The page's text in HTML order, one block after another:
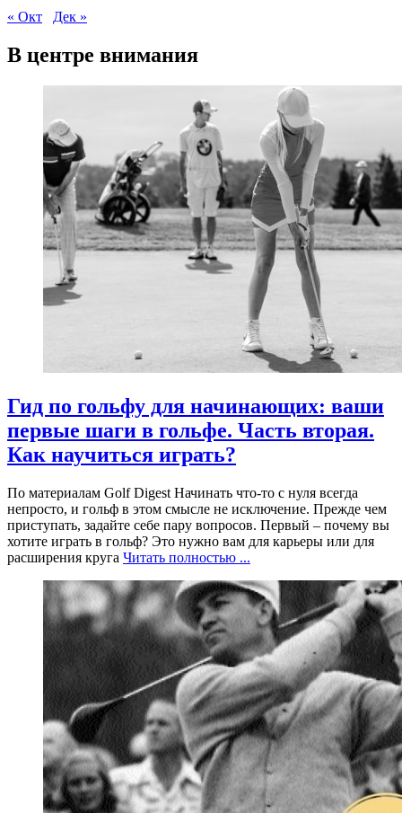
« Окт
Дек »
В центре внимания
Гид по гольфу для начинающих: ваши
первые шаги в гольфе. Часть вторая.
Как научиться играть?
По материалам Golf Digest Начинать что-то с нуля всегда
непросто, и гольф в этом смысле не исключение. Прежде чем
приступать, задайте себе пару вопросов. Первый – почему вы
хотите играть в гольф? Это нужно вам для карьеры или для
расширения круга Читать полностью ...